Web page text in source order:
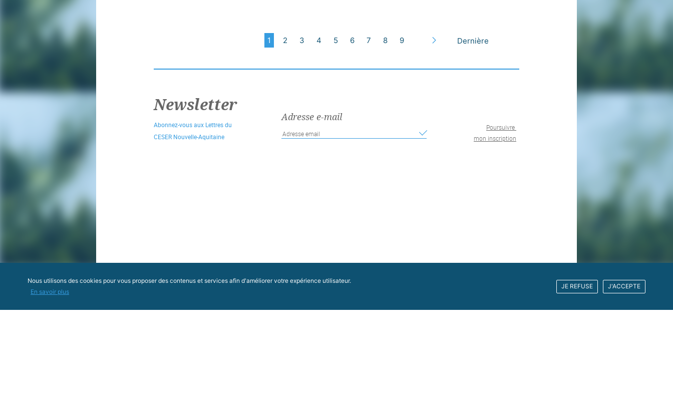
1 2 3 4 5 6 7 8 9 SuivantDernière
Newsletter
Abonnez-vous aux Lettres du
CESER Nouvelle-Aquitaine
Adresse e-mail
Poursuivre
mon inscription
Nous utilisons des cookies pour vous proposer des contenus et services afin d'améliorer votre expérience utilisateur.
En savoir plus
JE REFUSE J'ACCEPTE